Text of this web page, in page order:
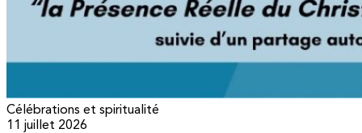
Célébrations et spiritualité
11 juillet 2026